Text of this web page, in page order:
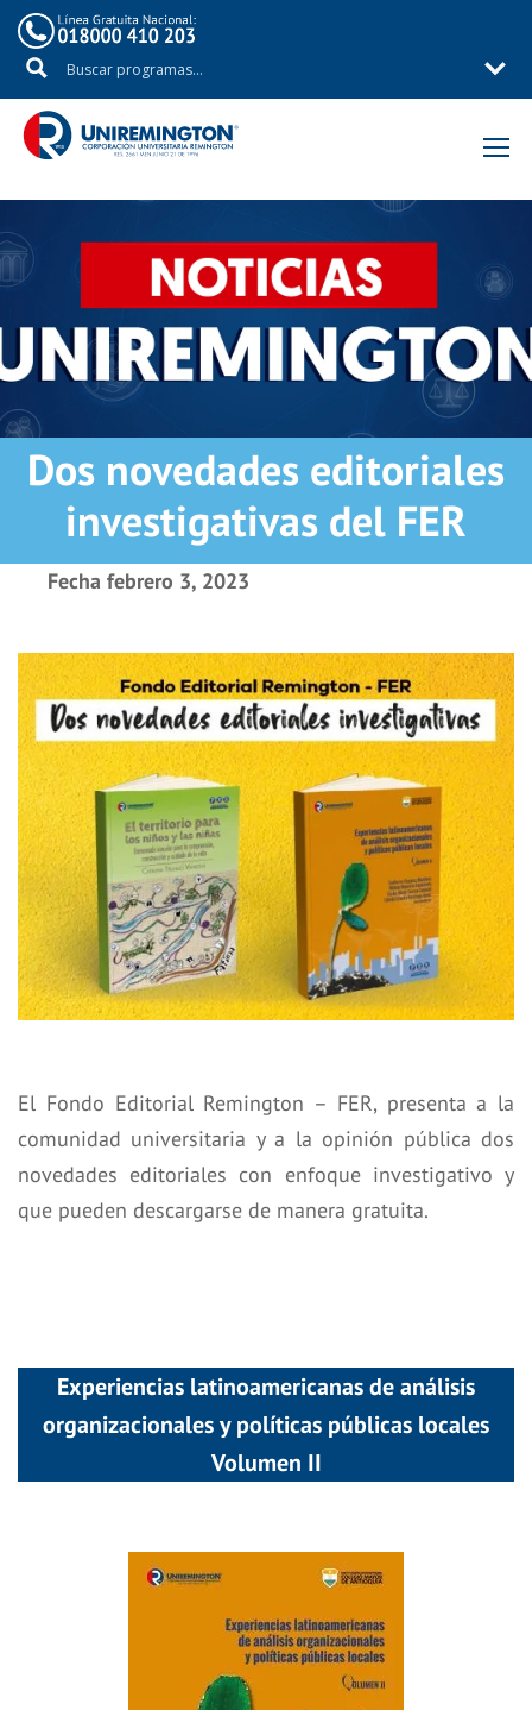
Inicio Noticias
Dos novedades editoriales
investigativas del FER
Fecha febrero 3, 2023
El Fondo Editorial Remington – FER, presenta a la
comunidad universitaria y a la opinión pública dos
novedades editoriales con enfoque investigativo y
que pueden descargarse de manera gratuita.
Experiencias latinoamericanas de análisis
organizacionales y políticas públicas locales
Volumen II